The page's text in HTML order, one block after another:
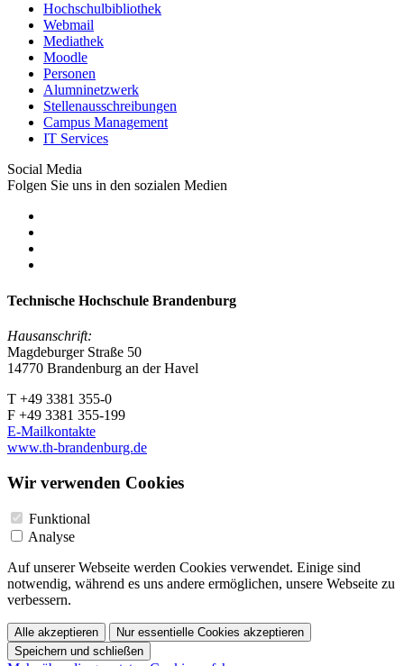
Hochschulbibliothek
Webmail
Mediathek
Moodle
Personen
Alumninetzwerk
Stellenausschreibungen
Campus Management
IT Services
Social Media
Folgen Sie uns in den sozialen Medien
Technische Hochschule Brandenburg
Hausanschrift:
Magdeburger Straße 50
14770 Brandenburg an der Havel
T +49 3381 355-0
F +49 3381 355-199
E-Mailkontakte
www.th-brandenburg.de
Wir verwenden Cookies
Funktional
Analyse
Auf unserer Webseite werden Cookies verwendet. Einige sind
notwendig, während es uns andere ermöglichen, unsere Webseite zu
verbessern.
Alle akzeptieren
Nur essentielle Cookies akzeptieren
Speichern und schließen